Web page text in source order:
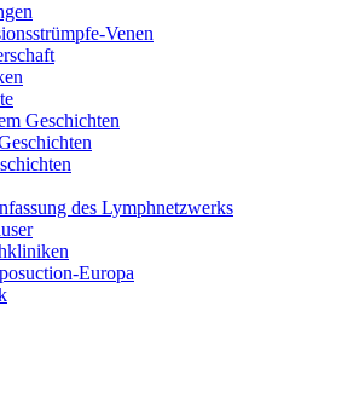
Venen
Geschichten
des Lymphnetzwerks
Europa